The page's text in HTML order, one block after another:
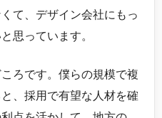
て、デザイン会社にもっ
思っています。
ろです。僕らの規模で複
、採用で有望な人材を確